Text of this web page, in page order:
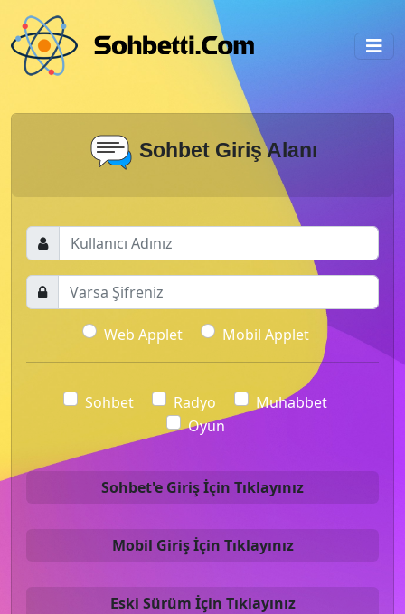
Sohbet Giriş Alanı
Web Applet Mobil Applet
Sohbet Radyo
Muhabbet
Oyun
Sohbet'e Giriş İçin Tıklayınız
Mobil Giriş İçin Tıklayınız
Eski Sürüm İçin Tıklayınız